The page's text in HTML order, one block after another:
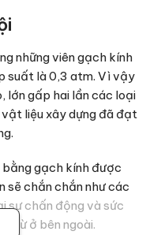
những viên gạch kính
suất là 0,3 atm. Vì vậy
lớn gấp hai lần các loại
liệu xây dựng đã đạt
gạch kính được
sẽ chắn chắn như các
sự chấn động và sức
từ ở bên ngoài.